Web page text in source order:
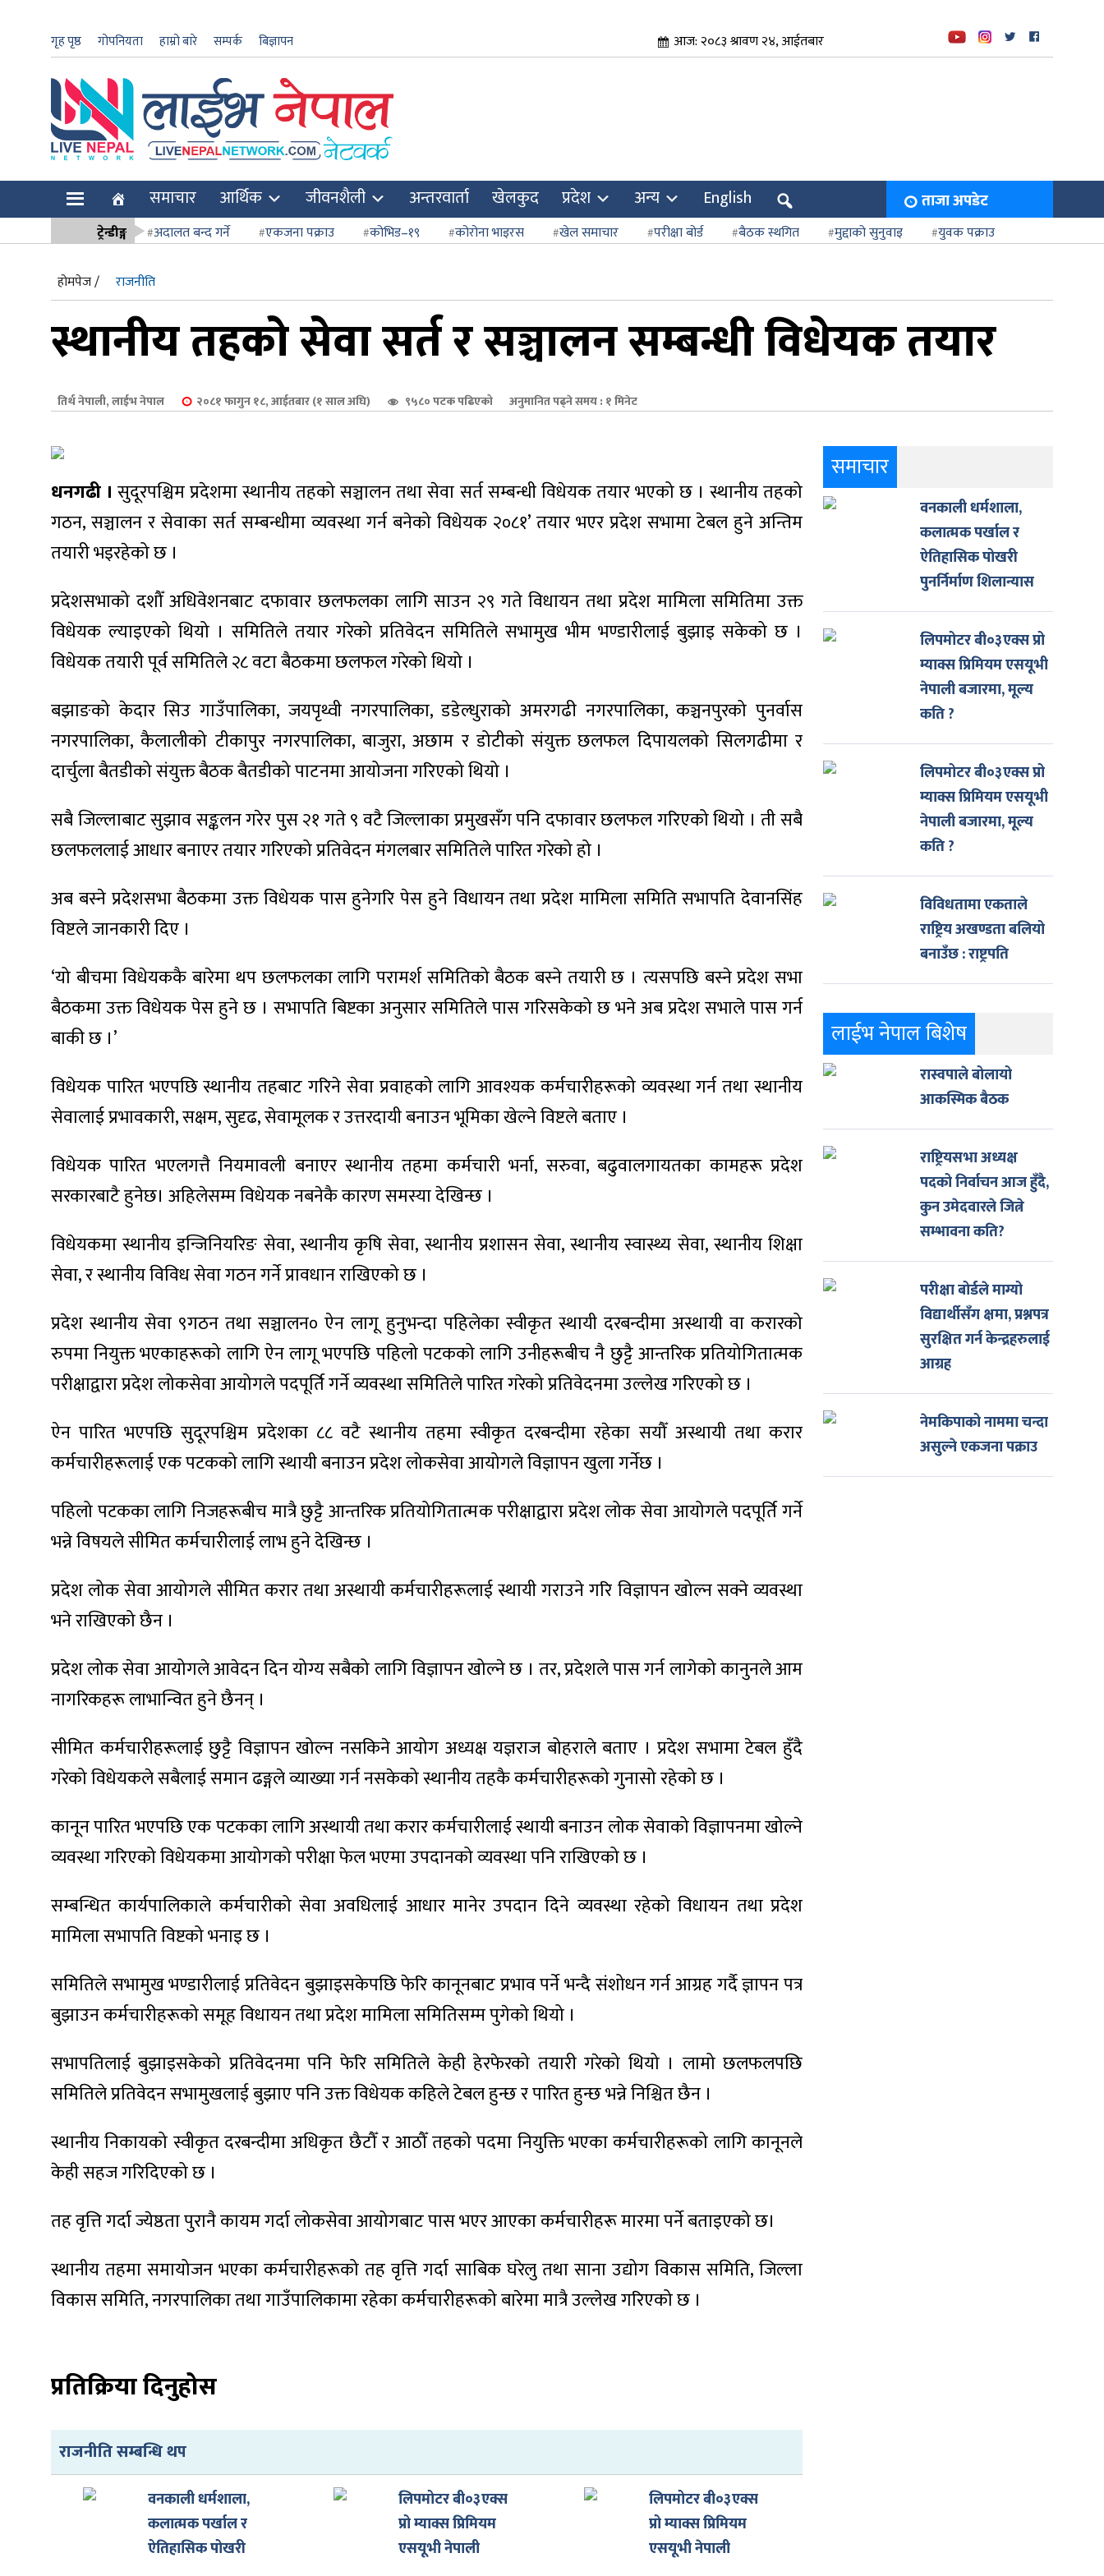
गृह पृष्ठ गोपनियता हाम्रो बारे सम्पर्क बिज्ञापन आज: २०८३ श्रावण २४, आईतबार
समाचार आर्थिक जीवनशैली अन्तरवार्ता खेलकुद प्रदेश अन्य English ताजा अपडेट
ट्रेन्डीङ्ग अदालत बन्द गर्ने एकजना पक्राउ कोभिड–१९ कोरोना भाइरस खेल समाचार परीक्षा बोर्ड बैठक स्थगित मुद्दाको सुनुवाइ
युवक पक्राउ
होमपेज /
राजनीति
स्थानीय तहको सेवा सर्त र सञ्चालन सम्बन्धी विधेयक तयार
तिर्थ नेपाली,लाईभ नेपाल २०८१ फागुन १८, आईतबार (१ साल अघि) ९५८० पटक पढिएको अनुमानित पढ्ने समय : १ मिनेट
धनगढी । सुदूरपश्चिम प्रदेशमा स्थानीय तहको सञ्चालन तथा सेवा सर्त सम्बन्धी विधेयक तयार भएको छ । स्थानीय तहको
गठन, सञ्चालन र सेवाका सर्त सम्बन्धीमा व्यवस्था गर्न बनेको विधेयक २०८१’ तयार भएर प्रदेश सभामा टेबल हुने अन्तिम
तयारी भइरहेको छ ।
प्रदेशसभाको दशौँ अधिवेशनबाट दफावार छलफलका लागि साउन २९ गते विधायन तथा प्रदेश मामिला समितिमा उक्त
विधेयक ल्याइएको थियो । समितिले तयार गरेको प्रतिवेदन समितिले सभामुख भीम भण्डारीलाई बुझाइ सकेको छ ।
विधेयक तयारी पूर्व समितिले २८ वटा बैठकमा छलफल गरेको थियो ।
बझाङको केदार सिउ गाउँपालिका, जयपृथ्वी नगरपालिका, डडेल्धुराको अमरगढी नगरपालिका, कञ्चनपुरको पुनर्वास
नगरपालिका, कैलालीको टीकापुर नगरपालिका, बाजुरा, अछाम र डोटीको संयुक्त छलफल दिपायलको सिलगढीमा र
दार्चुला बैतडीको संयुक्त बैठक बैतडीको पाटनमा आयोजना गरिएको थियो ।
सबै जिल्लाबाट सुझाव सङ्कलन गरेर पुस २१ गते ९ वटै जिल्लाका प्रमुखसँग पनि दफावार छलफल गरिएको थियो । ती सबै
छलफललाई आधार बनाएर तयार गरिएको प्रतिवेदन मंगलबार समितिले पारित गरेको हो ।
अब बस्ने प्रदेशसभा बैठकमा उक्त विधेयक पास हुनेगरि पेस हुने विधायन तथा प्रदेश मामिला समिति सभापति देवानसिंह
विष्टले जानकारी दिए ।
‘यो बीचमा विधेयककै बारेमा थप छलफलका लागि परामर्श समितिको बैठक बस्ने तयारी छ । त्यसपछि बस्ने प्रदेश सभा
बैठकमा उक्त विधेयक पेस हुने छ । सभापति बिष्टका अनुसार समितिले पास गरिसकेको छ भने अब प्रदेश सभाले पास गर्न
बाकी छ ।’
विधेयक पारित भएपछि स्थानीय तहबाट गरिने सेवा प्रवाहको लागि आवश्यक कर्मचारीहरूको व्यवस्था गर्न तथा स्थानीय
सेवालाई प्रभावकारी, सक्षम, सुदृढ, सेवामूलक र उत्तरदायी बनाउन भूमिका खेल्ने विष्टले बताए ।
विधेयक पारित भएलगत्तै नियमावली बनाएर स्थानीय तहमा कर्मचारी भर्ना, सरुवा, बढुवालगायतका कामहरू प्रदेश
सरकारबाटै हुनेछ। अहिलेसम्म विधेयक नबनेकै कारण समस्या देखिन्छ ।
विधेयकमा स्थानीय इन्जिनियरिङ सेवा, स्थानीय कृषि सेवा, स्थानीय प्रशासन सेवा, स्थानीय स्वास्थ्य सेवा, स्थानीय शिक्षा
सेवा, र स्थानीय विविध सेवा गठन गर्ने प्रावधान राखिएको छ ।
प्रदेश स्थानीय सेवा ९गठन तथा सञ्चालन० ऐन लागू हुनुभन्दा पहिलेका स्वीकृत स्थायी दरबन्दीमा अस्थायी वा करारको
रुपमा नियुक्त भएकाहरूको लागि ऐन लागू भएपछि पहिलो पटकको लागि उनीहरूबीच नै छुट्टै आन्तरिक प्रतियोगितात्मक
परीक्षाद्वारा प्रदेश लोकसेवा आयोगले पदपूर्ति गर्ने व्यवस्था समितिले पारित गरेको प्रतिवेदनमा उल्लेख गरिएको छ ।
ऐन पारित भएपछि सुदूरपश्चिम प्रदेशका ८८ वटै स्थानीय तहमा स्वीकृत दरबन्दीमा रहेका सयौँ अस्थायी तथा करार
कर्मचारीहरूलाई एक पटकको लागि स्थायी बनाउन प्रदेश लोकसेवा आयोगले विज्ञापन खुला गर्नेछ ।
पहिलो पटकका लागि निजहरूबीच मात्रै छुट्टै आन्तरिक प्रतियोगितात्मक परीक्षाद्वारा प्रदेश लोक सेवा आयोगले पदपूर्ति गर्ने
भन्ने विषयले सीमित कर्मचारीलाई लाभ हुने देखिन्छ ।
प्रदेश लोक सेवा आयोगले सीमित करार तथा अस्थायी कर्मचारीहरूलाई स्थायी गराउने गरि विज्ञापन खोल्न सक्ने व्यवस्था
भने राखिएको छैन ।
प्रदेश लोक सेवा आयोगले आवेदन दिन योग्य सबैको लागि विज्ञापन खोल्ने छ । तर, प्रदेशले पास गर्न लागेको कानुनले आम
नागरिकहरू लाभान्वित हुने छैनन् ।
सीमित कर्मचारीहरूलाई छुट्टै विज्ञापन खोल्न नसकिने आयोग अध्यक्ष यज्ञराज बोहराले बताए । प्रदेश सभामा टेबल हुँदै
गरेको विधेयकले सबैलाई समान ढङ्गले व्याख्या गर्न नसकेको स्थानीय तहकै कर्मचारीहरूको गुनासो रहेको छ ।
कानून पारित भएपछि एक पटकका लागि अस्थायी तथा करार कर्मचारीलाई स्थायी बनाउन लोक सेवाको विज्ञापनमा खोल्ने
व्यवस्था गरिएको विधेयकमा आयोगको परीक्षा फेल भएमा उपदानको व्यवस्था पनि राखिएको छ ।
सम्बन्धित कार्यपालिकाले कर्मचारीको सेवा अवधिलाई आधार मानेर उपदान दिने व्यवस्था रहेको विधायन तथा प्रदेश
मामिला सभापति विष्टको भनाइ छ ।
समितिले सभामुख भण्डारीलाई प्रतिवेदन बुझाइसकेपछि फेरि कानूनबाट प्रभाव पर्ने भन्दै संशोधन गर्न आग्रह गर्दै ज्ञापन पत्र
बुझाउन कर्मचारीहरूको समूह विधायन तथा प्रदेश मामिला समितिसम्म पुगेको थियो ।
सभापतिलाई बुझाइसकेको प्रतिवेदनमा पनि फेरि समितिले केही हेरफेरको तयारी गरेको थियो । लामो छलफलपछि
समितिले प्रतिवेदन सभामुखलाई बुझाए पनि उक्त विधेयक कहिले टेबल हुन्छ र पारित हुन्छ भन्ने निश्चित छैन ।
स्थानीय निकायको स्वीकृत दरबन्दीमा अधिकृत छैटौँ र आठौँ तहको पदमा नियुक्ति भएका कर्मचारीहरूको लागि कानूनले
केही सहज गरिदिएको छ ।
तह वृत्ति गर्दा ज्येष्ठता पुरानै कायम गर्दा लोकसेवा आयोगबाट पास भएर आएका कर्मचारीहरू मारमा पर्ने बताइएको छ।
स्थानीय तहमा समायोजन भएका कर्मचारीहरूको तह वृत्ति गर्दा साबिक घरेलु तथा साना उद्योग विकास समिति, जिल्ला
विकास समिति, नगरपालिका तथा गाउँपालिकामा रहेका कर्मचारीहरूको बारेमा मात्रै उल्लेख गरिएको छ ।
प्रतिक्रिया दिनुहोस
राजनीति सम्बन्धि थप
वनकाली धर्मशाला,
कलात्मक पर्खाल र
ऐतिहासिक पोखरी
लिपमोटर बी०३एक्स
प्रो म्याक्स प्रिमियम
एसयूभी नेपाली
लिपमोटर बी०३एक्स
प्रो म्याक्स प्रिमियम
एसयूभी नेपाली
समाचार
वनकाली धर्मशाला,
कलात्मक पर्खाल र
ऐतिहासिक पोखरी
पुनर्निर्माण शिलान्यास
लिपमोटर बी०३एक्स प्रो
म्याक्स प्रिमियम एसयूभी
नेपाली बजारमा, मूल्य
कति ?
लिपमोटर बी०३एक्स प्रो
म्याक्स प्रिमियम एसयूभी
नेपाली बजारमा, मूल्य
कति ?
विविधतामा एकताले
राष्ट्रिय अखण्डता बलियो
बनाउँछ : राष्ट्रपति
लाईभ नेपाल बिशेष
रास्वपाले बोलायो
आकस्मिक बैठक
राष्ट्रियसभा अध्यक्ष
पदको निर्वाचन आज हुँदै,
कुन उमेदवारले जित्ने
सम्भावना कति?
परीक्षा बोर्डले माग्यो
विद्यार्थीसँग क्षमा, प्रश्नपत्र
सुरक्षित गर्न केन्द्रहरुलाई
आग्रह
नेमकिपाको नाममा चन्दा
असुल्ने एकजना पक्राउ